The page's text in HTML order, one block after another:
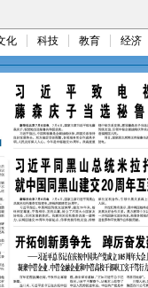
化 科技 教育 经济